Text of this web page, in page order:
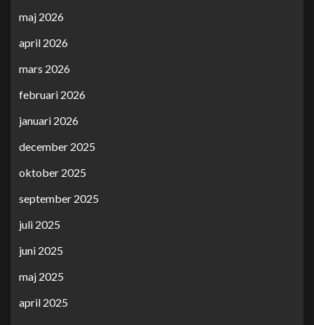
maj 2026
april 2026
mars 2026
februari 2026
januari 2026
december 2025
oktober 2025
september 2025
juli 2025
juni 2025
maj 2025
april 2025